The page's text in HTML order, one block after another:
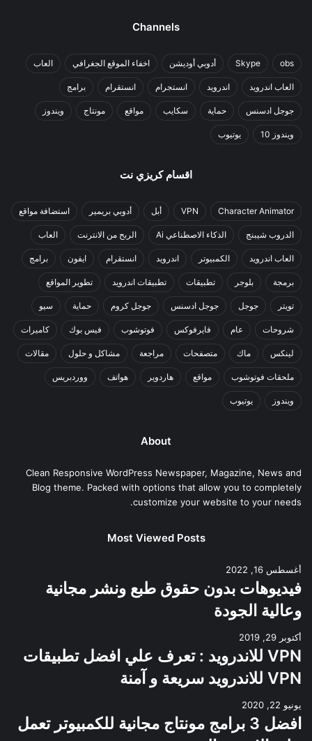
Channels
obs
Skype أدوبي أوديشن اخفاء الموقع الجغرافي العاب
العاب اندرويد اندرويد انستجرام انستقرام برامج
جوجل ادسنس حماية سكايب مواقع مونتاج ويندوز
ويندوز 10 يوتيوب
اقسام كريزي نت
Character Animator
VPN أبل أدوبي بريمير استضافة مواقع
الدروب شيبنج الذكاء الاصطناعي Ai الربح من الانترنت العاب
العاب اندرويد الكمبيوتر اندرويد انستقرام ايفون برامج
برمجة بلوجر تطبيقات تطبيقات اندرويد تطوير المواقع
تويتر جوجل جوجل ادسنس جوجل كروم حماية سيو
شروحات عام فايرفوكس فوتوشوب فيس بوك كاميرات
لينكس ماك متصفحات مراجعة مشاكل و حلول مقالات
ملحقات فوتوشوب مواقع هاردوير هواتف ووردبريس
ويندوز يوتيوب
About
Clean Responsive WordPress Newspaper, Magazine, News and
Blog theme. Packed with options that allow you to completely
customize your website to your needs.
Most Viewed Posts
أغسطس 16, 2022
فيديوهات بدون حقوق طبع ونشر مجانية
وعالية الجودة
أكتوبر 29, 2019
VPN للاندرويد : تعرف علي افضل تطبيقات
VPN للاندرويد سريعة و آمنة
يونيو 22, 2020
افضل 3 برامج مونتاج مجانية للكمبيوتر تعمل